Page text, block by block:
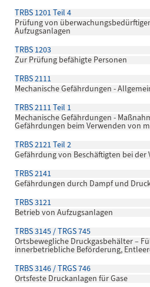
TRBS 1201 Teil 4
Prüfung von
Aufzugsanlagen
TRBS 1203
Zur Prüfung befähigte Personen
TRBS 2111
Mechanische Gefährdungen -
TRBS 2111 Teil 1
Mechanische Gefährdungen -
Gefährdungen beim Verwenden von
TRBS 2121 Teil 2
Gefährdung von Beschäftigten bei
TRBS 2141
Gefährdungen durch Dampf und
TRBS 3121
Betrieb von Aufzugsanlagen
TRBS 3145 / TRGS 745
Ortsbewegliche Druckgasbehälter –
innerbetriebliche Beförderung,
TRBS 3146 / TRGS 746
Ortsfeste Druckanlagen für Gase